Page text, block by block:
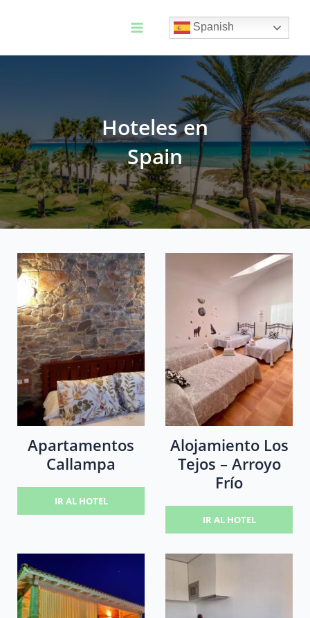
Main
Spanish
Hoteles en
Spain
Apartamentos
Callampa
IR AL HOTEL
Alojamiento Los
Tejos – Arroyo
Frío
IR AL HOTEL